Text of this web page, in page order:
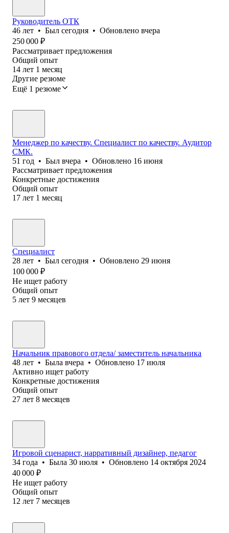
Руководитель ОТК
46 лет • Был сегодня • Обновлено вчера
250 000 ₽
Рассматривает предложения
Общий опыт
14 лет 1 месяц
Другие резюме
Ещё 1 резюме
Менеджер по качеству. Специалист по качеству. Аудитор
СМК.
51 год • Был вчера • Обновлено 16 июня
Рассматривает предложения
Конкретные достижения
Общий опыт
17 лет 1 месяц
Cпециалист
28 лет • Был сегодня • Обновлено 29 июня
100 000 ₽
Не ищет работу
Общий опыт
5 лет 9 месяцев
Начальник правового отдела/ заместитель начальника
48 лет • Была вчера • Обновлено 17 июля
Активно ищет работу
Конкретные достижения
Общий опыт
27 лет 8 месяцев
Игровой сценарист, нарративный дизайнер, педагог
34 года • Была 30 июля • Обновлено 14 октября 2024
40 000 ₽
Не ищет работу
Общий опыт
12 лет 7 месяцев